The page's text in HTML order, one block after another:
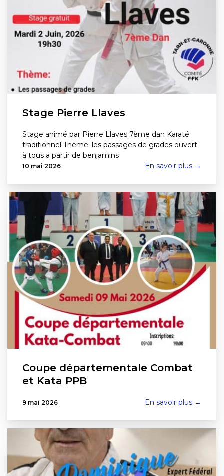
Stage Pierre Llaves
Stage animé par Pierre Llaves 7ème dan Karaté
traditionnel Thème: les passages de grades ouvert
à tous a partir de benjamins
10 mai 2026 En savoir plus →
Coupe départementale Combat
et Kata PPB
9 mai 2026 En savoir plus →